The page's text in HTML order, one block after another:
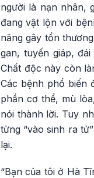
người là nạn nhân,
đang vật lộn với
năng gây tổn
gan, tuyến giáp,
Chất độc này còn
Các bệnh phổ biến
phần cơ thể, mù
nói thành lời. Tuy
từng “vào sinh ra
lại.
“Bạn của tôi ở Hà